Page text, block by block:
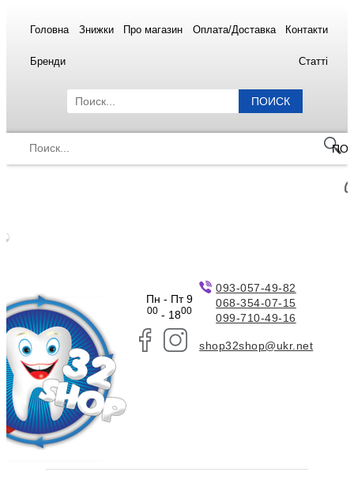
Головна Знижки Про магазин Оплата/Доставка Контакти
Бренди Статті
ПОИСК
Пн - Пт 9
00- 1800
093-057-49-82
068-354-07-15
099-710-49-16
shop32shop@ukr.net